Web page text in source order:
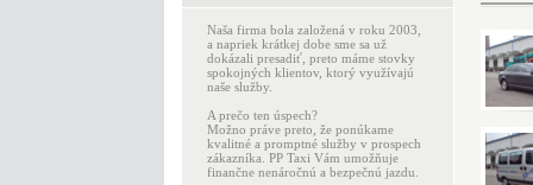
Naša firma bola založená v roku 2003,
a napriek krátkej dobe sme sa už
dokázali presadiť, preto máme stovky
spokojných klientov, ktorý využívajú
naše služby.
A prečo ten úspech?
Možno práve preto, že ponúkame
kvalitné a promptné služby v prospech
zákazníka. PP Taxi Vám umožňuje
finančne nenáročnú a bezpečnú jazdu.